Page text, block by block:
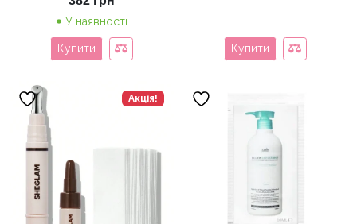
У наявності
Купити Купити
Акція!